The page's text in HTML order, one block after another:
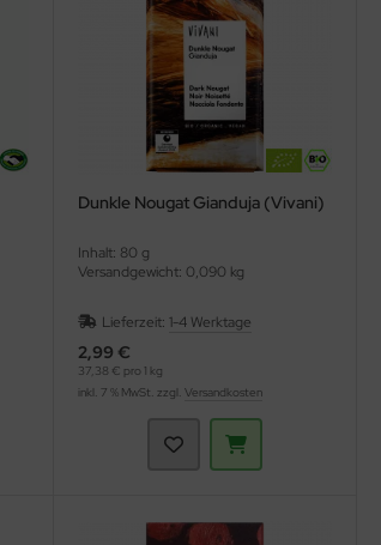
Dunkle Nougat Gianduja (Vivani)
Inhalt: 80 g
Versandgewicht: 0,090 kg
Lieferzeit: 1-4 Werktage
2,99 €
37,38 € pro 1 kg
inkl. 7 % MwSt. zzgl. Versandkosten